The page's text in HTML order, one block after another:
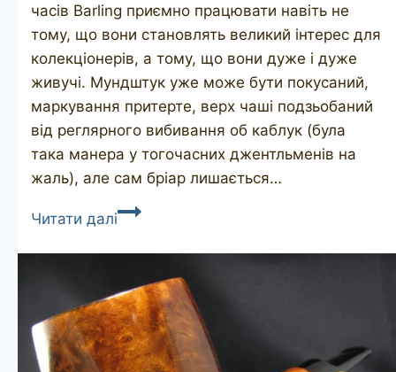
часів Barling приємно працювати навіть не
тому, що вони становлять великий інтерес для
колекціонерів, а тому, що вони дуже і дуже
живучі. Мундштук уже може бути покусаний,
маркування притерте, верх чаші подзьобаний
від реглярного вибивання об каблук (була
така манера у тогочасних джентльменів на
жаль), але сам бріар лишається…
Читати даліBARLING’S
1670